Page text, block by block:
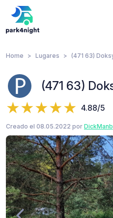
Home Lugares (471 63)
(471 63)
4.88/5
Creado el 08.05.2022 por